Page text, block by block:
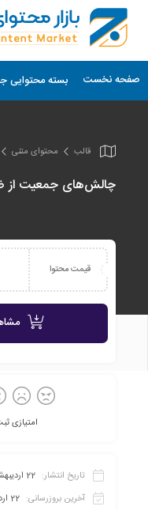
صفحه نخست بسته محتوایی
قالب محتوای متنی
چالش‌های جمعیت از
قیمت محتوا
امتیازی
تاریخ انتشار: 22 اردیبهشت 1403
آخرین بروزرسانی: 22 اردیبهشت 1403